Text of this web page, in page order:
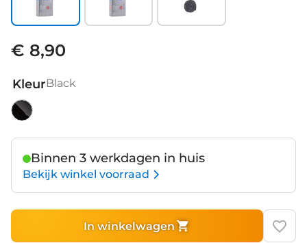
€ 8,90
KleurBlack
Binnen 3 werkdagen in huis
Bekijk winkel voorraad
In winkelwagen